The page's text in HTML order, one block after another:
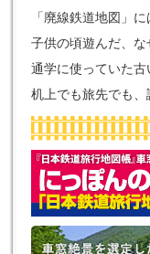
「廃線鉄道地図」
子供の頃遊んだ、な
通学に使っていた
机上でも旅先でも、